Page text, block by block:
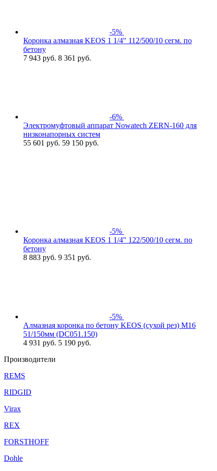
-5%
Коронка алмазная KEOS 1 1/4" 112/500/10 сегм. по
бетону
7 943 руб. 8 361 руб.
-6%
Электромуфтовый аппарат Nowatech ZERN-160 для
низконапорных систем
55 601 руб. 59 150 руб.
-5%
Коронка алмазная KEOS 1 1/4" 122/500/10 сегм. по
бетону
8 883 руб. 9 351 руб.
-5%
Алмазная коронка по бетону KEOS (сухой рез) М16
51/150мм (DC051.150)
4 931 руб. 5 190 руб.
Производители
REMS
RIDGID
Virax
REX
FORSTHOFF
Dohle